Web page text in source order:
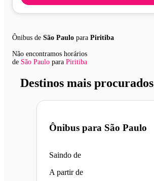
Ônibus de São Paulo para Piritiba
Não encontramos horários
de São Paulo para Piritiba
Destinos mais procurados
Ônibus para São Paulo
Saindo de
A partir de